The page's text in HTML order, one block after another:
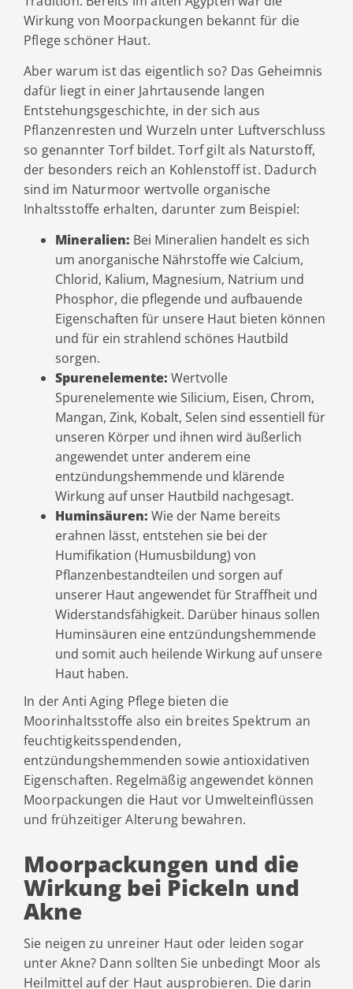
Wirkung von Moorpackungen bekannt für die
Pflege schöner Haut.
Aber warum ist das eigentlich so? Das Geheimnis
dafür liegt in einer Jahrtausende langen
Entstehungsgeschichte, in der sich aus
Pflanzenresten und Wurzeln unter Luftverschluss
so genannter Torf bildet. Torf gilt als Naturstoff,
der besonders reich an Kohlenstoff ist. Dadurch
sind im Naturmoor wertvolle organische
Inhaltsstoffe erhalten, darunter zum Beispiel:
Mineralien: Bei Mineralien handelt es sich
um anorganische Nährstoffe wie Calcium,
Chlorid, Kalium, Magnesium, Natrium und
Phosphor, die pflegende und aufbauende
Eigenschaften für unsere Haut bieten können
und für ein strahlend schönes Hautbild
sorgen.
Spurenelemente: Wertvolle
Spurenelemente wie Silicium, Eisen, Chrom,
Mangan, Zink, Kobalt, Selen sind essentiell für
unseren Körper und ihnen wird äußerlich
angewendet unter anderem eine
entzündungshemmende und klärende
Wirkung auf unser Hautbild nachgesagt.
Huminsäuren: Wie der Name bereits
erahnen lässt, entstehen sie bei der
Humifikation (Humusbildung) von
Pflanzenbestandteilen und sorgen auf
unserer Haut angewendet für Straffheit und
Widerstandsfähigkeit. Darüber hinaus sollen
Huminsäuren eine entzündungshemmende
und somit auch heilende Wirkung auf unsere
Haut haben.
In der Anti Aging Pflege bieten die
Moorinhaltsstoffe also ein breites Spektrum an
feuchtigkeitsspendenden,
entzündungshemmenden sowie antioxidativen
Eigenschaften. Regelmäßig angewendet können
Moorpackungen die Haut vor Umwelteinflüssen
und frühzeitiger Alterung bewahren.
Moorpackungen und die
Wirkung bei Pickeln und
Akne
Sie neigen zu unreiner Haut oder leiden sogar
unter Akne? Dann sollten Sie unbedingt Moor als
Heilmittel auf der Haut ausprobieren. Die darin